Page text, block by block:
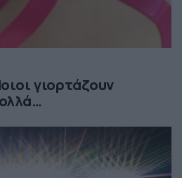
γιορτάζουν